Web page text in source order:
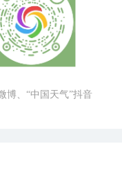
博、“中国天气”抖音